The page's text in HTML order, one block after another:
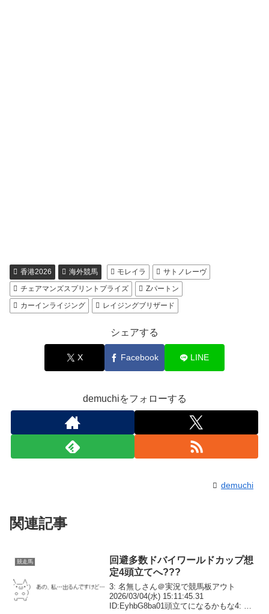
香港2026 海外競馬 モレイラ
サトノレーヴ
チェアマンズスプリントプライズ
Zパートン
カーインライジング
レイジングブリザード
シェアする
X Facebook LINE
demuchiをフォローする
demuchi
関連記事
競走馬
回避多数ドバイワールドカップ想
定4頭立てへ???
3: 名無しさん＠実況で競馬板アウト
2026/03/04(水) 15:11:45.31
ID:EyhbG8ba01頭立てになるかもな4: 名